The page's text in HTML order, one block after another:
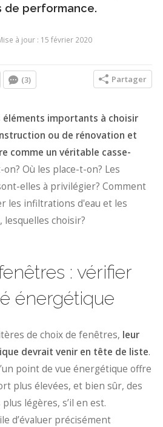
de performance.
à jour : 15 février 2020
(3) Partager
importants à choisir
ou de rénovation et
comme un véritable casse-
Où les place-t-on? Les
elles à privilégier? Comment
les infiltrations d'eau et les
choisir?
: vérifier
énergétique
de choix de fenêtres, leur
devrait venir en tête de liste.
point de vue énergétique offre
plus élevées, et bien sûr, des
légères, s’il en est.
d’évaluer précisément